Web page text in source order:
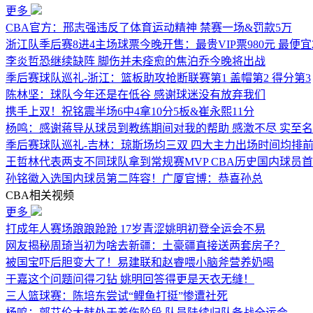
更多
CBA官方：邢志强违反了体育运动精神 禁赛一场&罚款5万
浙江队季后赛8进4主场球票今晚开售：最贵VIP票980元 最便宜
李炎哲恐继续缺阵 脚伤并未痊愈的焦泊乔今晚将出战
季后赛球队巡礼-浙江：篮板助攻抢断联赛第1 盖帽第2 得分第3
陈林坚：球队今年还是在低谷 感谢球迷没有放弃我们
携手上双！祝铭震半场6中4拿10分5板&崔永熙11分
杨鸣：感谢蒋导从球员到教练期间对我的帮助 感激不尽 实至
季后赛球队巡礼-吉林：琼斯场均三双 四大主力出场时间均排
王哲林代表两支不同球队拿到常规赛MVP CBA历史国内球员
孙铭徽入选国内球员第二阵容！广厦官博：恭喜孙总
CBA相关视频
更多
打成年人赛场踉踉跄跄 17岁青涩姚明初登全运会不易
网友揭秘周琦当初为啥去新疆：土豪疆直接送两套房子？
被国宝吓后胆变大了！易建联和赵睿喂小脑斧营养奶喝
于嘉这个问题问得刁钻 姚明回答得更是天衣无缝！
三人篮球赛：陈培东尝试“鲤鱼打挺”惨遭社死